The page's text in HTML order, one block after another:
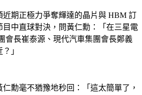
近期正極力爭奪輝達的晶片與 HBM 訂
目中直球對決，問黃仁勳：「在三星電
會長崔泰源、現代汽車集團會長鄭義
」
勳毫不猶豫地秒回：「這太簡單了，